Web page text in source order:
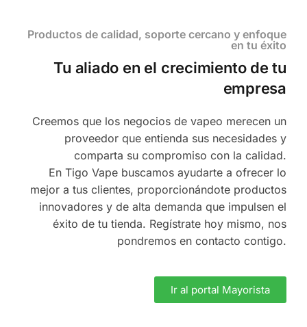
Productos de calidad, soporte cercano y enfoque
en tu éxito
Tu aliado en el crecimiento de tu
empresa
Creemos que los negocios de vapeo merecen un
proveedor que entienda sus necesidades y
comparta su compromiso con la calidad.
En Tigo Vape buscamos ayudarte a ofrecer lo
mejor a tus clientes, proporcionándote productos
innovadores y de alta demanda que impulsen el
éxito de tu tienda. Regístrate hoy mismo, nos
pondremos en contacto contigo.
Ir al portal Mayorista